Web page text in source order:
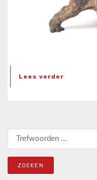
Lees verder
Zoeken naar: